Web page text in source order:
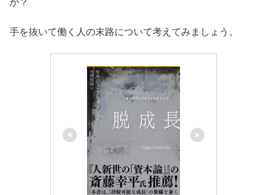
手を抜いて働く人の末路について考えてみましょう。